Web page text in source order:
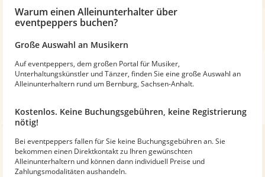
Warum einen Alleinunterhalter über
eventpeppers buchen?
Große Auswahl an Musikern
Auf eventpeppers, dem großen Portal für Musiker,
Unterhaltungskünstler und Tänzer, finden Sie eine große Auswahl an
Alleinunterhaltern rund um Bernburg, Sachsen-Anhalt.
Kostenlos. Keine Buchungsgebühren, keine Registrierung
nötig!
Bei eventpeppers fallen für Sie keine Buchungsgebühren an. Sie
bekommen einen Direktkontakt zu Ihren gewünschten
Alleinunterhaltern und können dann individuell Preise und
Zahlungsmodalitäten aushandeln.